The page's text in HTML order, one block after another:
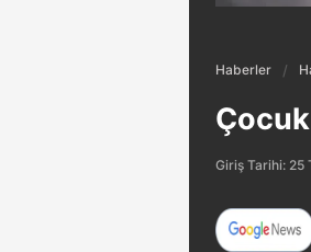
Haberler
Giriş Tarihi: 25